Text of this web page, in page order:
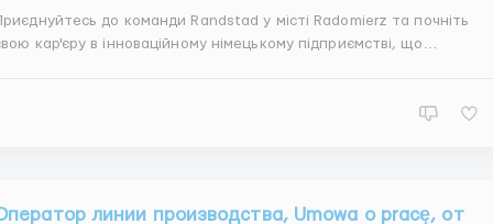
до команди Randstad у місті Radomierz та почніть
кар'єру в інноваційному німецькому підприємстві, що
та можливість працювати у комфортних...
линии производства, Umowa o pracę, от